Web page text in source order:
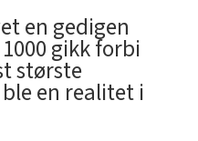
en gedigen
gikk forbi
største
en realitet i